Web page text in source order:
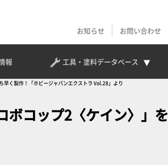
お知らせ
お問い合わせ
報 工具・塗料データベース
早く製作！「ホビージャパンエクストラ Vol.28」より
ボコップ2〈ケイン〉」を